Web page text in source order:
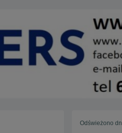
Odświeżono